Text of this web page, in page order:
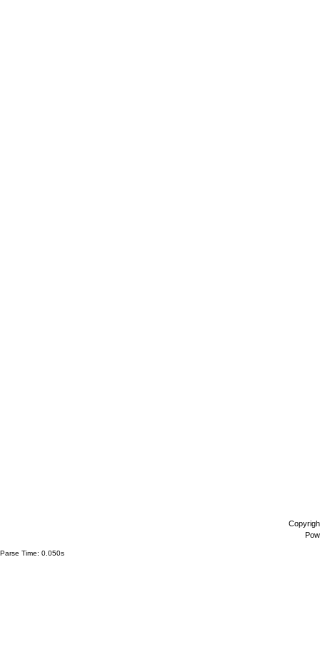
Parse Time: 0.050s